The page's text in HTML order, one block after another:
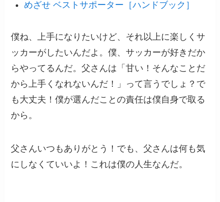
めざせ ベストサポーター［ハンドブック］
僕ね、上手になりたいけど、それ以上に楽しくサ
ッカーがしたいんだよ。僕、サッカーが好きだか
らやってるんだ。父さんは「甘い！そんなことだ
から上手くなれないんだ！」って言うでしょ？で
も大丈夫！僕が選んだことの責任は僕自身で取る
から。
父さんいつもありがとう！でも、父さんは何も気
にしなくていいよ！これは僕の人生なんだ。